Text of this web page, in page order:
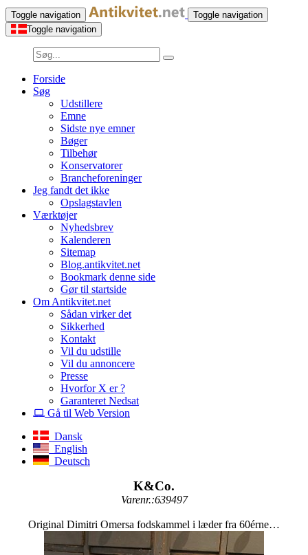
Toggle navigation
Toggle navigation
Toggle navigation
Forside
Søg
Udstillere
Emne
Sidste nye emner
Bøger
Tilbehør
Konservatorer
Brancheforeninger
Jeg fandt det ikke
Opslagstavlen
Værktøjer
Nyhedsbrev
Kalenderen
Sitemap
Blog.antikvitet.net
Bookmark denne side
Gør til startside
Om Antikvitet.net
Sådan virker det
Sikkerhed
Kontakt
Vil du udstille
Vil du annoncere
Presse
Hvorfor X er ?
Garanteret Nedsat
Gå til Web Version
Dansk
English
Deutsch
K&Co.
Varenr.:639497
Original Dimitri Omersa fodskammel i læder fra 60érne…